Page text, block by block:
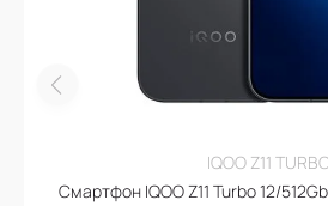
IQOO Z11
Смартфон IQOO Z11 Turbo 12/